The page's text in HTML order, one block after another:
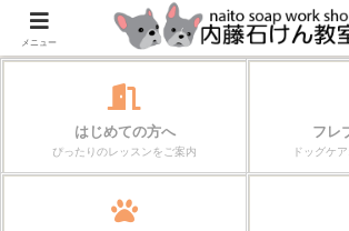
作る楽しさが、毎日の暮らしを変えて
はじめての方へ
ぴったりのレッスンをご案内
フレ
ドッグケ
メニュー